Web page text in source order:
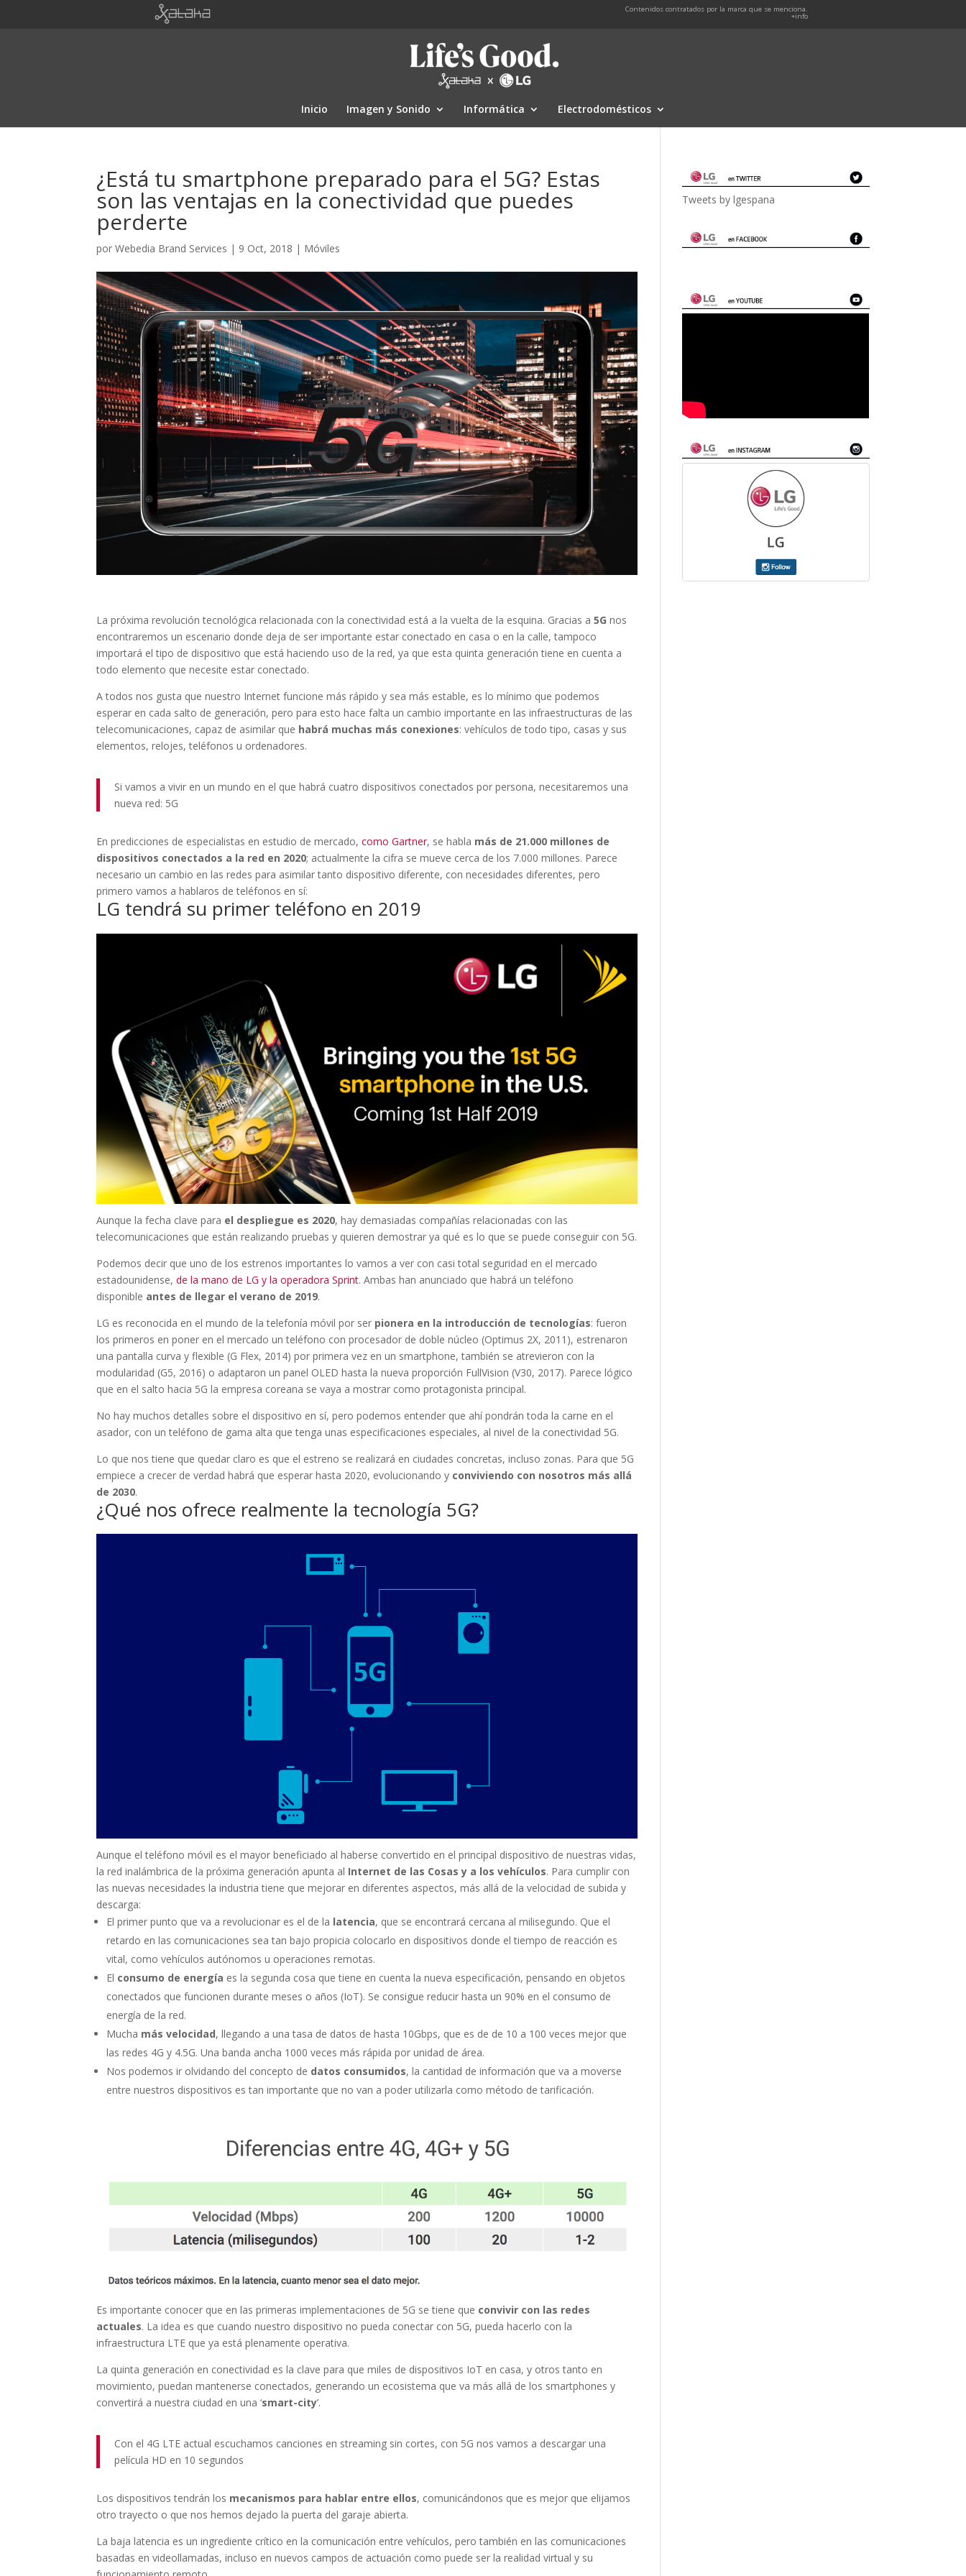
Contenidos contratados por la marca que se menciona.
+info
Inicio Imagen y Sonido Informática Electrodomésticos
¿Está tu smartphone preparado para el 5G? Estas
son las ventajas en la conectividad que puedes
perderte
porWebedia Brand Services | 9 Oct, 2018 | Móviles
La próxima revolución tecnológica relacionada con la conectividad está a la vuelta de la esquina. Gracias a5G nos
encontraremos un escenario donde deja de ser importante estar conectado en casa o en la calle, tampoco
importará el tipo de dispositivo que está haciendo uso de la red, ya que esta quinta generación tiene en cuenta a
todo elemento que necesite estar conectado.
A todos nos gusta que nuestro Internet funcione más rápido y sea más estable, es lo mínimo que podemos
esperar en cada salto de generación, pero para esto hace falta un cambio importante en las infraestructuras de las
telecomunicaciones, capaz de asimilar que habrá muchas más conexiones: vehículos de todo tipo, casas y sus
elementos, relojes, teléfonos u ordenadores.
Si vamos a vivir en un mundo en el que habrá cuatro dispositivos conectados por persona, necesitaremos una
nueva red: 5G
En predicciones de especialistas en estudio de mercado,como Gartner, se habla más de 21.000 millones de
dispositivos conectados a la red en 2020; actualmente la cifra se mueve cerca de los 7.000 millones. Parece
necesario un cambio en las redes para asimilar tanto dispositivo diferente, con necesidades diferentes, pero
primero vamos a hablaros de teléfonos en sí:
LG tendrá su primer teléfono en 2019
Aunque la fecha clave para el despliegue es 2020, hay demasiadas compañías relacionadas con las
telecomunicaciones que están realizando pruebas y quieren demostrar ya qué es lo que se puede conseguir con 5G.
Podemos decir que uno de los estrenos importantes lo vamos a ver con casi total seguridad en el mercado
estadounidense,de la mano de LG y la operadora Sprint. Ambas han anunciado que habrá un teléfono
disponible antes de llegar el verano de 2019.
LG es reconocida en el mundo de la telefonía móvil por ser pionera en la introducción de tecnologías: fueron
los primeros en poner en el mercado un teléfono con procesador de doble núcleo (Optimus 2X, 2011), estrenaron
una pantalla curva y flexible (G Flex, 2014) por primera vez en un smartphone, también se atrevieron con la
modularidad (G5, 2016) o adaptaron un panel OLED hasta la nueva proporción FullVision (V30, 2017). Parece lógico
que en el salto hacia 5G la empresa coreana se vaya a mostrar como protagonista principal.
No hay muchos detalles sobre el dispositivo en sí, pero podemos entender que ahí pondrán toda la carne en el
asador, con un teléfono de gama alta que tenga unas especificaciones especiales, al nivel de la conectividad 5G.
Lo que nos tiene que quedar claro es que el estreno se realizará en ciudades concretas, incluso zonas. Para que 5G
empiece a crecer de verdad habrá que esperar hasta 2020, evolucionando y conviviendo con nosotros más allá
de 2030.
¿Qué nos ofrece realmente la tecnología 5G?
Aunque el teléfono móvil es el mayor beneficiado al haberse convertido en el principal dispositivo de nuestras vidas,
la red inalámbrica de la próxima generación apunta al Internet de las Cosas y a los vehículos. Para cumplir con
las nuevas necesidades la industria tiene que mejorar en diferentes aspectos, más allá de la velocidad de subida y
descarga:
El primer punto que va a revolucionar es el de la latencia, que se encontrará cercana al milisegundo. Que el
retardo en las comunicaciones sea tan bajo propicia colocarlo en dispositivos donde el tiempo de reacción es
vital, como vehículos autónomos u operaciones remotas.
El consumo de energía es la segunda cosa que tiene en cuenta la nueva especificación, pensando en objetos
conectados que funcionen durante meses o años (IoT). Se consigue reducir hasta un 90% en el consumo de
energía de la red.
Mucha más velocidad, llegando a una tasa de datos de hasta 10Gbps, que es de de 10 a 100 veces mejor que
las redes 4G y 4.5G. Una banda ancha 1000 veces más rápida por unidad de área.
Nos podemos ir olvidando del concepto de datos consumidos, la cantidad de información que va a moverse
entre nuestros dispositivos es tan importante que no van a poder utilizarla como método de tarificación.
Es importante conocer que en las primeras implementaciones de 5G se tiene que convivir con las redes
actuales. La idea es que cuando nuestro dispositivo no pueda conectar con 5G, pueda hacerlo con la
infraestructura LTE que ya está plenamente operativa.
La quinta generación en conectividad es la clave para que miles de dispositivos IoT en casa, y otros tanto en
movimiento, puedan mantenerse conectados, generando un ecosistema que va más allá de los smartphones y
convertirá a nuestra ciudad en una ‘smart-city’.
Con el 4G LTE actual escuchamos canciones en streaming sin cortes, con 5G nos vamos a descargar una
película HD en 10 segundos
Los dispositivos tendrán los mecanismos para hablar entre ellos, comunicándonos que es mejor que elijamos
otro trayecto o que nos hemos dejado la puerta del garaje abierta.
La baja latencia es un ingrediente crítico en la comunicación entre vehículos, pero también en las comunicaciones
basadas en videollamadas, incluso en nuevos campos de actuación como puede ser la realidad virtual y su
Tweets by lgespana